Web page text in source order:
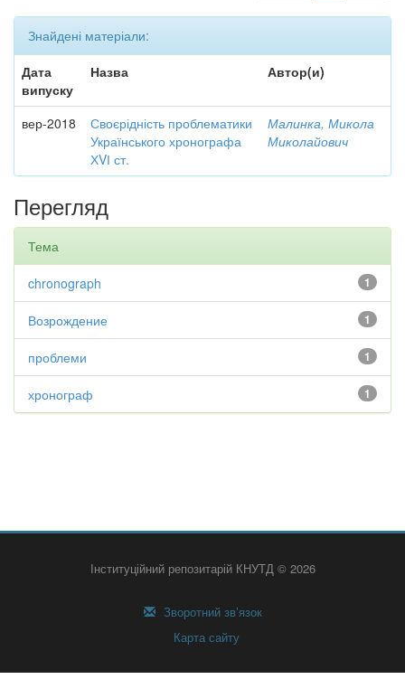
Знайдені матеріали:
Дата
випуску
Назва Автор(и)
вер-2018
Своєрідність проблематики
Українського хронографа
ХVІ ст.
Малинка, Микола
Миколайович
Перегляд
Тема
1
chronograph
1
Возрождение
1
проблеми
1
хронограф
Інституційний репозитарій КНУТД © 2026
Зворотний зв’язок
Карта сайту